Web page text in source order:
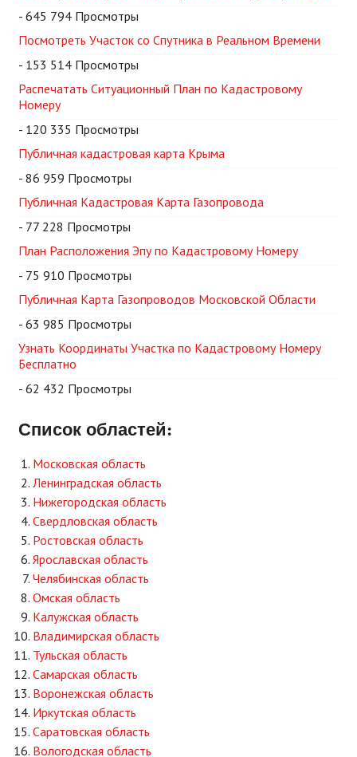
- 645 794 Просмотры
Посмотреть Участок со Спутника в Реальном Времени
- 153 514 Просмотры
Распечатать Ситуационный План по Кадастровому
Номеру
- 120 335 Просмотры
Публичная кадастровая карта Крыма
- 86 959 Просмотры
Публичная Кадастровая Карта Газопровода
- 77 228 Просмотры
План Расположения Эпу по Кадастровому Номеру
- 75 910 Просмотры
Публичная Карта Газопроводов Московской Области
- 63 985 Просмотры
Узнать Координаты Участка по Кадастровому Номеру
Бесплатно
- 62 432 Просмотры
Список областей:
Московская область
Ленинградская область
Нижегородская область
Свердловская область
Ростовская область
Ярославская область
Челябинская область
Омская область
Калужская область
Владимирская область
Тульская область
Самарская область
Воронежская область
Иркутская область
Саратовская область
Вологодская область